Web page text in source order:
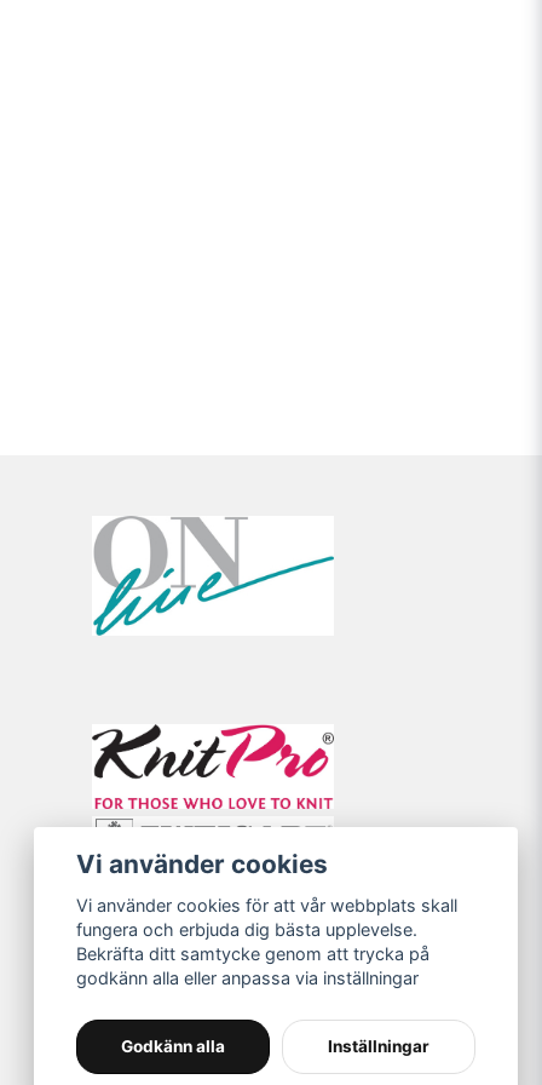
Vi använder cookies
Vi använder cookies för att vår webbplats skall
fungera och erbjuda dig bästa upplevelse.
Bekräfta ditt samtycke genom att trycka på
godkänn alla eller anpassa via inställningar
Godkänn alla Inställningar